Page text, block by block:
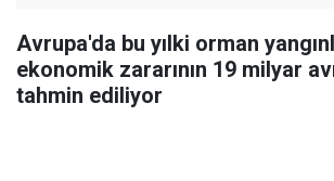
Avrupa'da bu yılki orman
ekonomik zararının 19 milyar
tahmin ediliyor